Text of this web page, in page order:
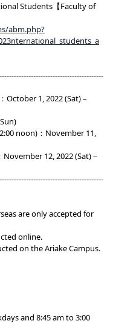
Students【Faculty of
abm.php?
1, 2022 (Sat) –
noon)：November 11,
12, 2022 (Sat) –
are only accepted for
online.
on the Ariake Campus.
and 8:45 am to 3:00